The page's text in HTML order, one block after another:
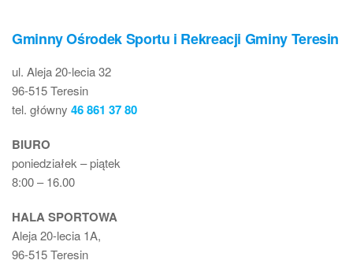
Gminny Ośrodek Sportu i Rekreacji Gminy Teresin
ul. Aleja 20-lecia 32
96-515 Teresin
tel. główny 46 861 37 80
BIURO
poniedziałek – piątek
8:00 – 16.00
HALA SPORTOWA
Aleja 20-lecia 1A,
96-515 Teresin